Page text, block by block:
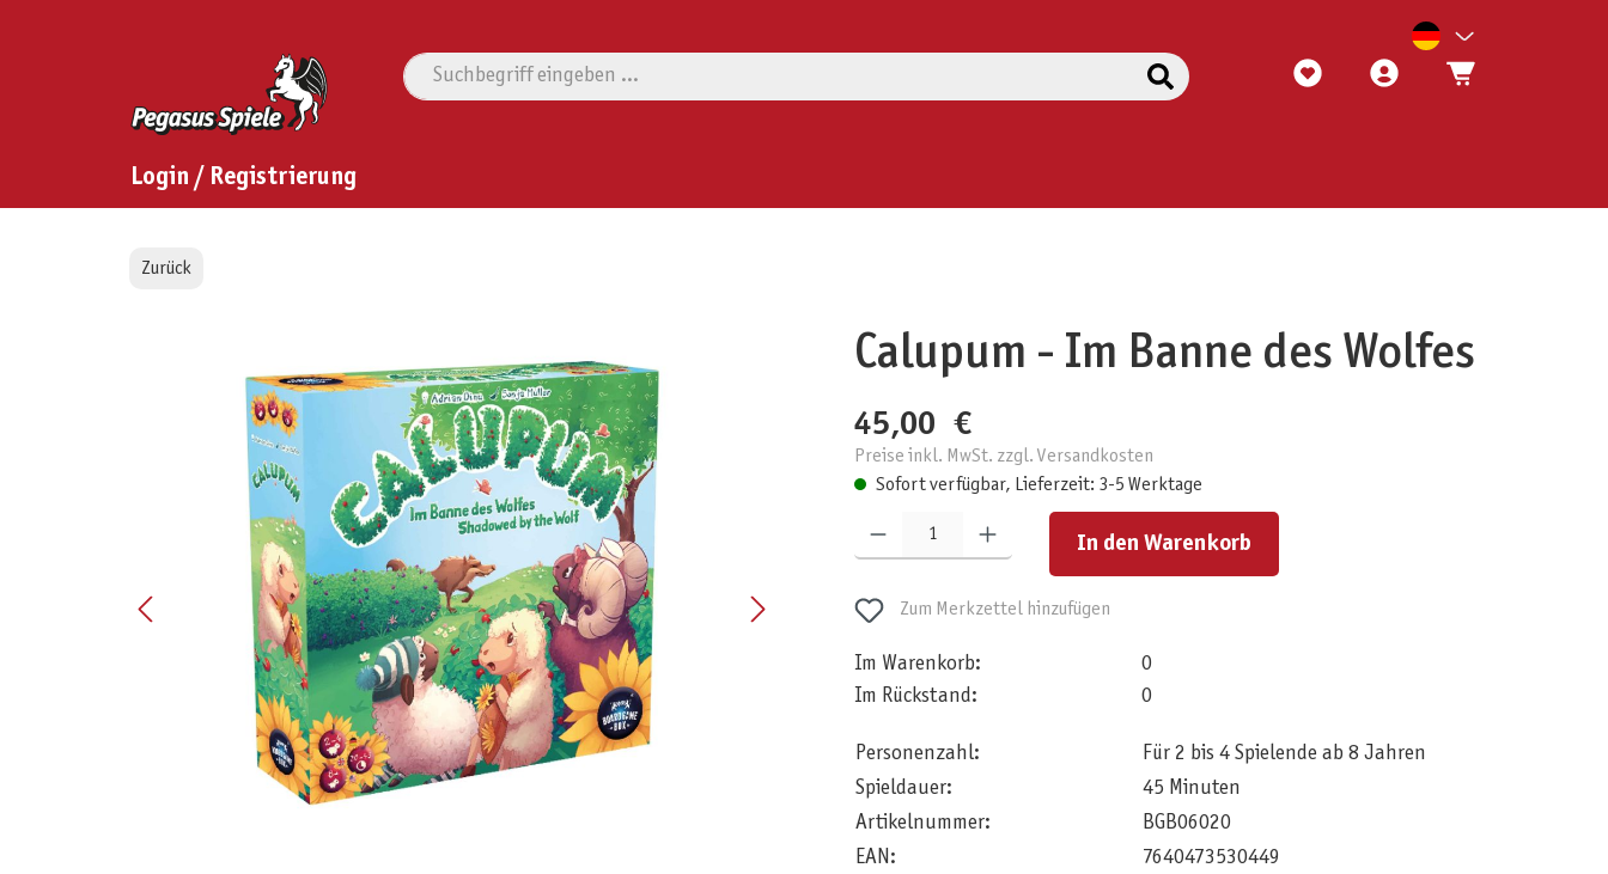
Login / Registrierung
Zurück
Calupum - Im Banne des Wolfes
45,00 €
Preise inkl. MwSt. zzgl. Versandkosten
Sofort verfügbar, Lieferzeit: 3-5 Werktage
Produkt Anzahl: Gib den gewünschten Wert ein oder benutze die Schaltflächen um die Anzahl zu erhöhen oder zu reduzieren.
In den Warenkorb
Zum Merkzettel hinzufügen
Im Warenkorb:
0
Im Rückstand:
0
Personenzahl:
Für 2 bis 4 Spielende ab 8 Jahren
Spieldauer:
45 Minuten
Artikelnummer:
BGB06020
EAN:
7640473530449